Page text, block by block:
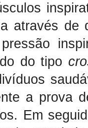
através de
do tipo
a prova
Em